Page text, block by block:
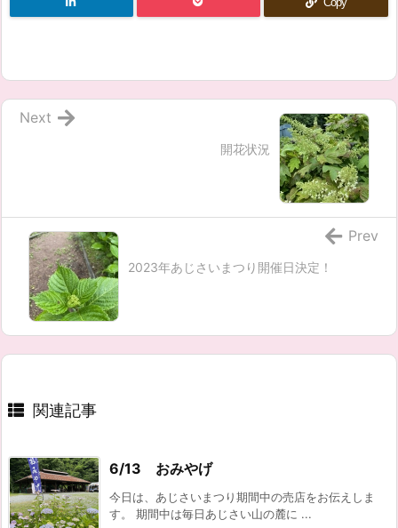
開花状況
Next
2023年あじさいまつり開催日決定！
Prev
関連記事
6/13 おみやげ
今日は、あじさいまつり期間中の売店をお伝えしま
す。 期間中は毎日あじさい山の麓に ...